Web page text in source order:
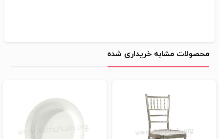
محصولات مشابه خریداری شده